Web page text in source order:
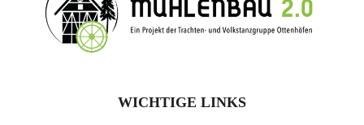
WICHTIGE LINKS